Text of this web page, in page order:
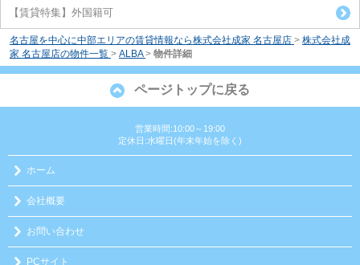
【賃貸特集】外国籍可
名古屋を中心に中部エリアの賃貸情報なら株式会社成家 名古屋店 > 株式会社成
家 名古屋店の物件一覧 > ALBA > 物件詳細
ページトップに戻る
営業時間:10:00～19:00
定休日:水曜日(年末年始を除く)
ホーム
会社概要
お問い合わせ
PCサイト